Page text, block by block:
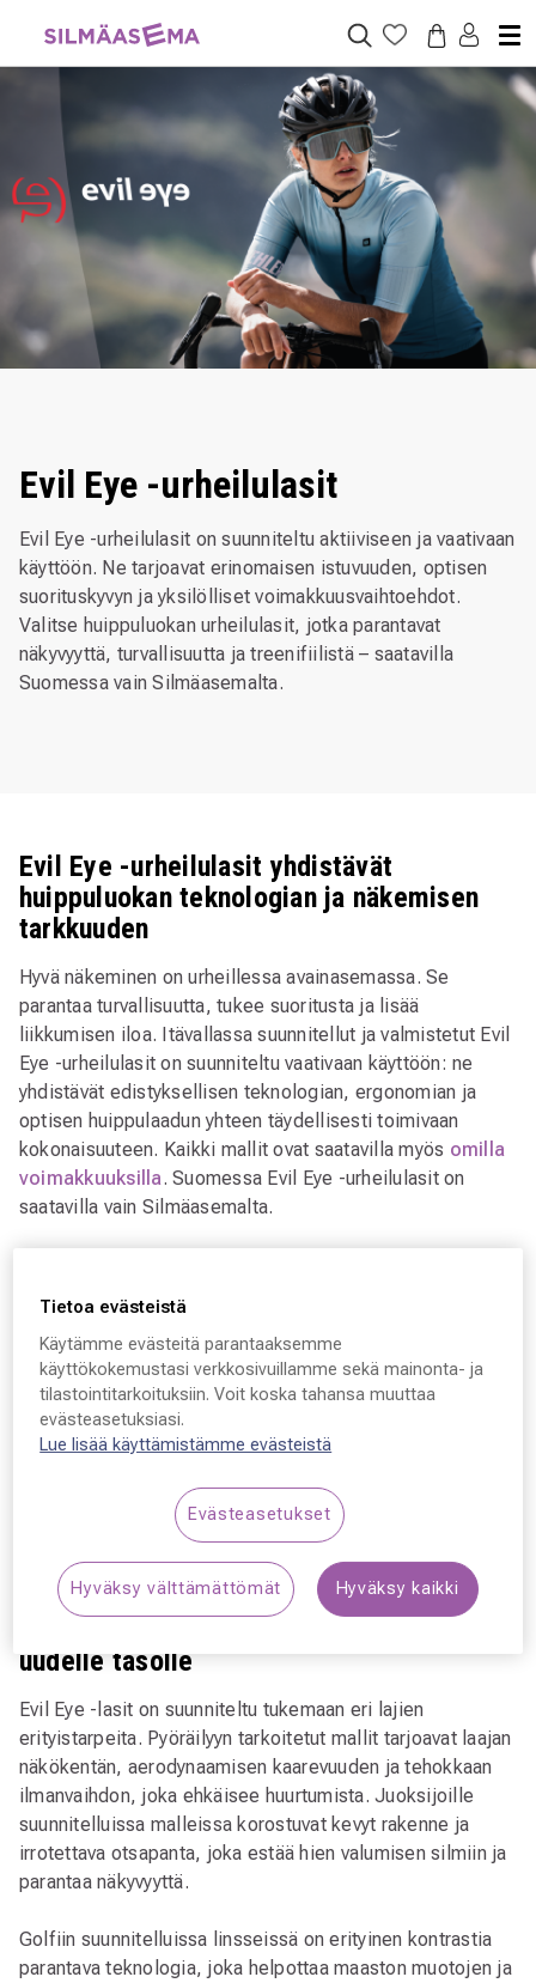
Evil Eye -urheilulasit
Evil Eye -urheilulasit on suunniteltu aktiiviseen ja vaativaan
käyttöön. Ne tarjoavat erinomaisen istuvuuden, optisen
suorituskyvyn ja yksilölliset voimakkuusvaihtoehdot.
Valitse huippuluokan urheilulasit, jotka parantavat
näkyvyyttä, turvallisuutta ja treenifiilistä – saatavilla
Suomessa vain Silmäasemalta.
Evil Eye -urheilulasit yhdistävät
huippuluokan teknologian ja näkemisen
tarkkuuden
Hyvä näkeminen on urheillessa avainasemassa. Se
parantaa turvallisuutta, tukee suoritusta ja lisää
liikkumisen iloa. Itävallassa suunnitellut ja valmistetut Evil
Eye -urheilulasit on suunniteltu vaativaan käyttöön: ne
yhdistävät edistyksellisen teknologian, ergonomian ja
optisen huippulaadun yhteen täydellisesti toimivaan
kokonaisuuteen. Kaikki mallit ovat saatavilla myös omilla
voimakkuuksilla. Suomessa Evil Eye -urheilulasit on
saatavilla vain Silmäasemalta.
uudelle tasolle
Evil Eye -lasit on suunniteltu tukemaan eri lajien
erityistarpeita. Pyöräilyyn tarkoitetut mallit tarjoavat laajan
näkökentän, aerodynaamisen kaarevuuden ja tehokkaan
ilmanvaihdon, joka ehkäisee huurtumista. Juoksijoille
suunnitelluissa malleissa korostuvat kevyt rakenne ja
irrotettava otsapanta, joka estää hien valumisen silmiin ja
parantaa näkyvyyttä.
Golfiin suunnitelluissa linsseissä on erityinen kontrastia
parantava teknologia, joka helpottaa maaston muotojen ja
Tietoa evästeistä
Käytämme evästeitä parantaaksemme
käyttökokemustasi verkkosivuillamme sekä mainonta- ja
tilastointitarkoituksiin. Voit koska tahansa muuttaa
evästeasetuksiasi.
Lue lisää käyttämistämme evästeistä
Evästeasetukset
Hyväksy välttämättömät Hyväksy kaikki